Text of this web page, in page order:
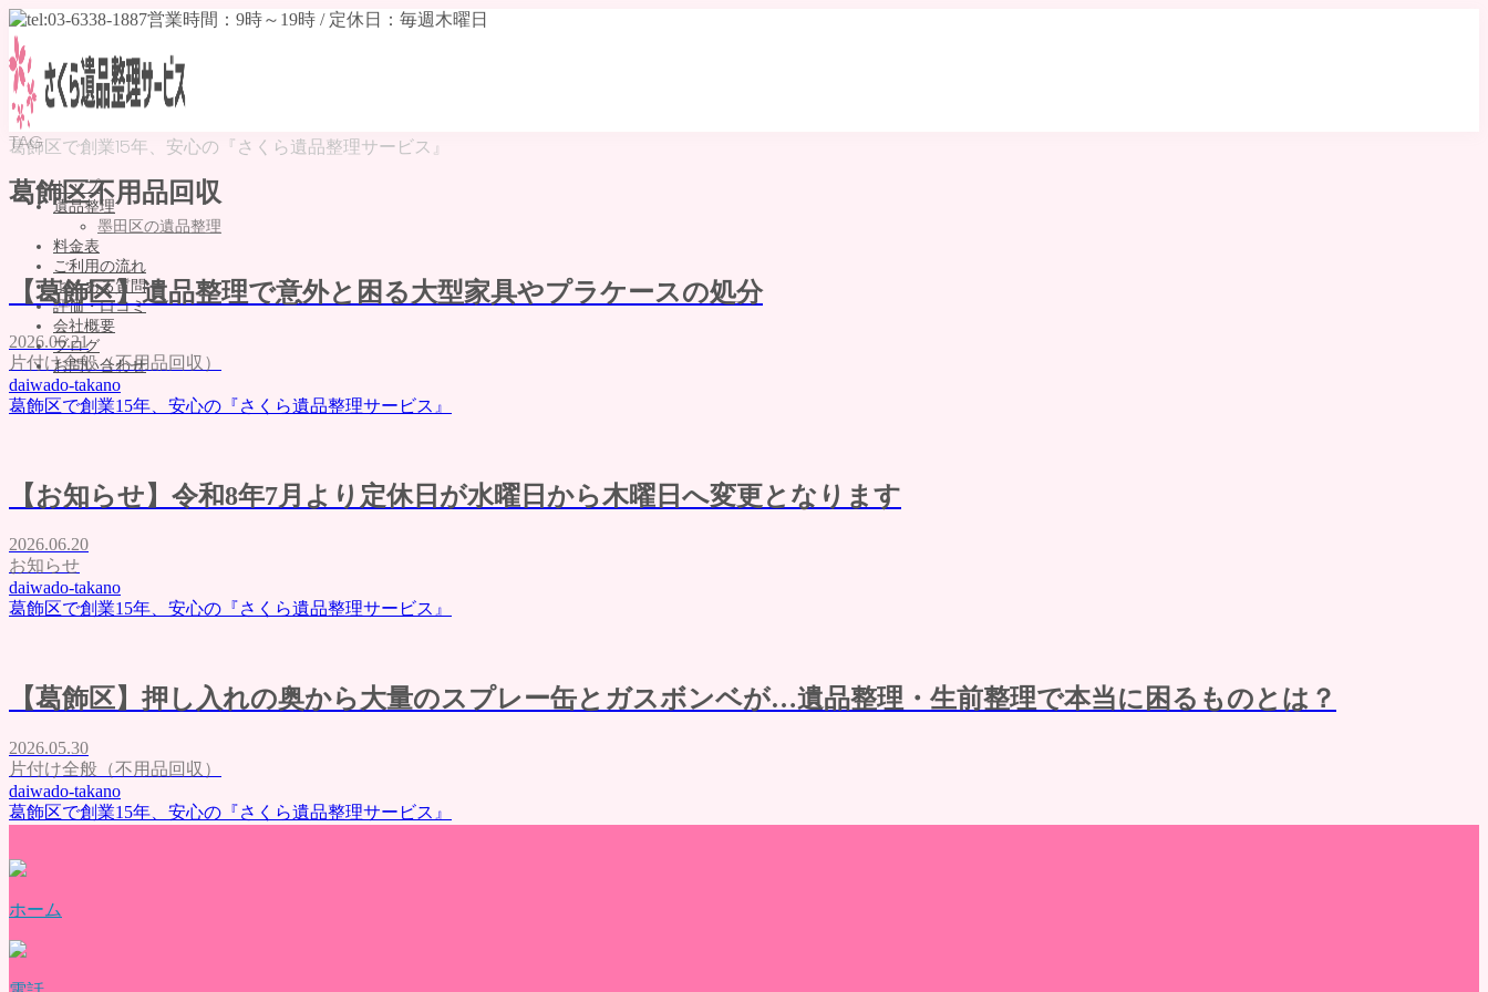
葛飾区で創業15年、安心の『さくら遺品整理サービス』
トップ
遺品整理
墨田区の遺品整理
料金表
ご利用の流れ
よくある質問
評価・口コミ
会社概要
ブログ
お問い合わせ
MENU
墨田区の遺品整理
料金表
ご利用の流れ
よくある質問
評価・口コミ
会社概要
TAG
葛飾区不用品回収
【葛飾区】遺品整理で意外と困る大型家具やプラケースの処分
2026.06.21
片付け全般（不用品回収）
daiwado-takano
葛飾区で創業15年、安心の『さくら遺品整理サービス』
【お知らせ】令和8年7月より定休日が水曜日から木曜日へ変更となります
2026.06.20
お知らせ
daiwado-takano
葛飾区で創業15年、安心の『さくら遺品整理サービス』
【葛飾区】押し入れの奥から大量のスプレー缶とガスボンベが…遺品整理・生前整理で本当に困るものとは？
2026.05.30
片付け全般（不用品回収）
daiwado-takano
葛飾区で創業15年、安心の『さくら遺品整理サービス』
ホーム